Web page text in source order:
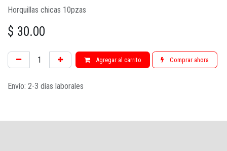
Horquillas chicas 10pzas
$ 30.00
Agregar al carrito Comprar ahora
Envío: 2-3 días laborales